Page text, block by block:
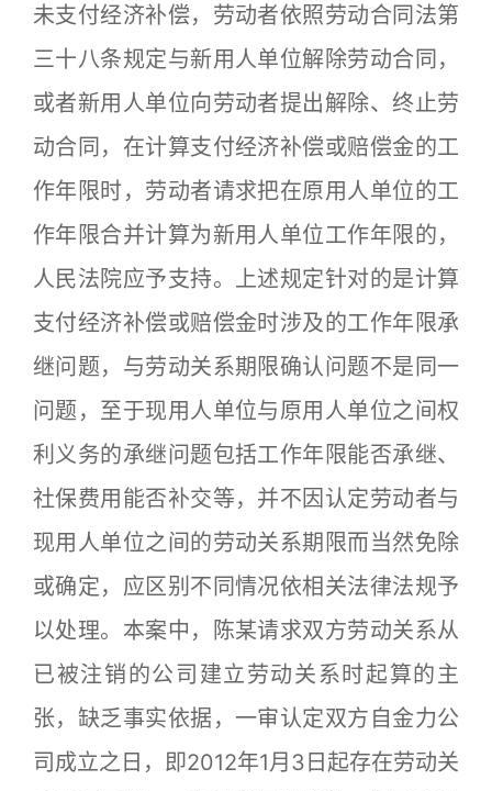
未支付经济补偿，劳动者依照劳动合同法第
三十八条规定与新用人单位解除劳动合同，
或者新用人单位向劳动者提出解除、终止劳
动合同，在计算支付经济补偿或赔偿金的工
作年限时，劳动者请求把在原用人单位的工
作年限合并计算为新用人单位工作年限的，
人民法院应予支持。上述规定针对的是计算
支付经济补偿或赔偿金时涉及的工作年限承
继问题，与劳动关系期限确认问题不是同一
问题，至于现用人单位与原用人单位之间权
利义务的承继问题包括工作年限能否承继、
社保费用能否补交等，并不因认定劳动者与
现用人单位之间的劳动关系期限而当然免除
或确定，应区别不同情况依相关法律法规予
以处理。本案中，陈某请求双方劳动关系从
已被注销的公司建立劳动关系时起算的主
张，缺乏事实依据，一审认定双方自金力公
司成立之日，即2012年1月3日起存在劳动关